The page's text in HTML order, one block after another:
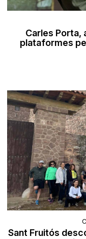
Carles Porta,
plataformes
Sant Fruitós